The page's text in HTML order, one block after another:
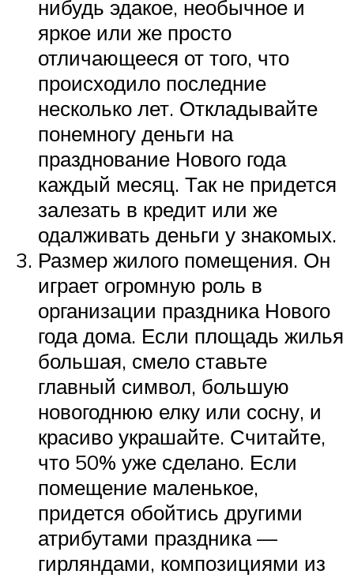
нибудь эдакое, необычное и
яркое или же просто
отличающееся от того, что
происходило последние
несколько лет. Откладывайте
понемногу деньги на
празднование Нового года
каждый месяц. Так не придется
залезать в кредит или же
одалживать деньги у знакомых.
Размер жилого помещения. Он
играет огромную роль в
организации праздника Нового
года дома. Если площадь жилья
большая, смело ставьте
главный символ, большую
новогоднюю елку или сосну, и
красиво украшайте. Считайте,
что 50% уже сделано. Если
помещение маленькое,
придется обойтись другими
атрибутами праздника —
гирляндами, композициями из